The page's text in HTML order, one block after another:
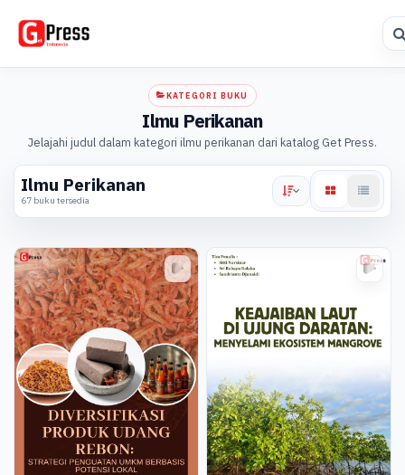
KATEGORI BUKU
Ilmu Perikanan
Jelajahi judul dalam kategori ilmu perikanan dari katalog Get Press.
Ilmu Perikanan
67 buku tersedia